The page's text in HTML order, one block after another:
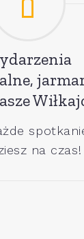
na czas!